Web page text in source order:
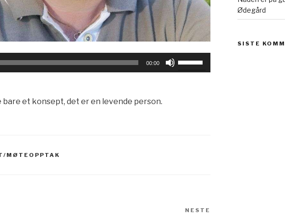
00:00
bare et konsept, det er en levende person.
MØTEOPPTAK
NESTE
Ødegård
SISTE